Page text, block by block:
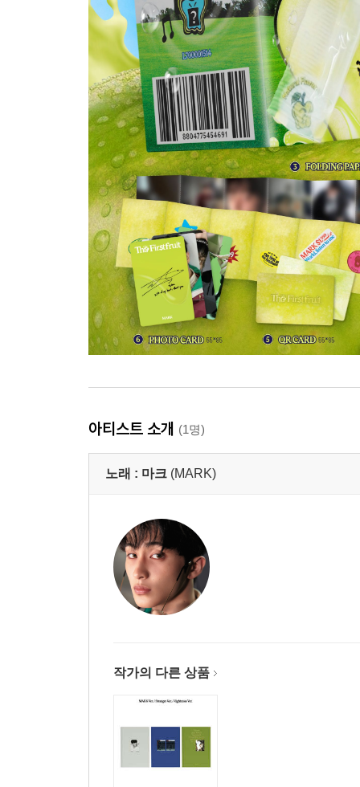
아티스트 소개 (1명)
노래 : 마크 (MARK)
작가의 다른 상품